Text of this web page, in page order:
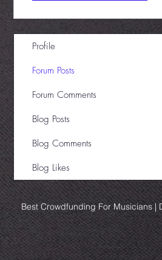
Profile
Forum Posts
Forum Comments
Blog Posts
Blog Comments
Blog Likes
Best Crowdfunding For Musicians |